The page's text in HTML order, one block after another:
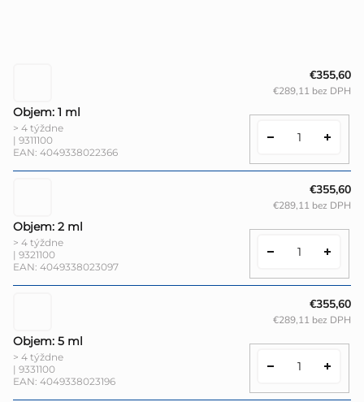
Objem: 1 ml
> 4 týždne
| 9311100
EAN: 4049338022366
€355,60
€289,11 bez DPH
Objem: 2 ml
> 4 týždne
| 9321100
EAN: 4049338023097
€355,60
€289,11 bez DPH
Objem: 5 ml
> 4 týždne
| 9331100
EAN: 4049338023196
€355,60
€289,11 bez DPH